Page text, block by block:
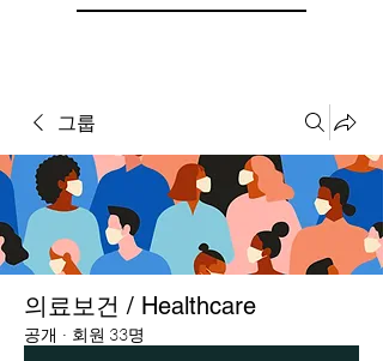
그룹
의료보건 / Healthcare
공개 · 회원 33명